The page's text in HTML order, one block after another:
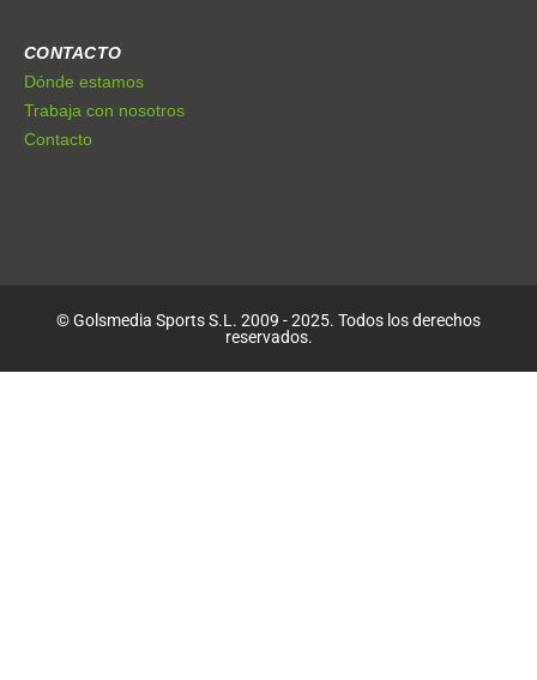
CONTACTO
Dónde estamos
Trabaja con nosotros
Contacto
© Golsmedia Sports S.L. 2009 - 2025. Todos los derechos
reservados.